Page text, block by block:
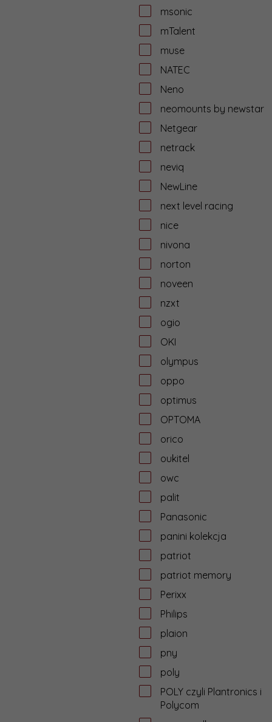
msonic
mTalent
muse
NATEC
Neno
neomounts by newstar
Netgear
netrack
neviq
NewLine
next level racing
nice
nivona
norton
noveen
nzxt
ogio
OKI
olympus
oppo
optimus
OPTOMA
orico
oukitel
owc
palit
Panasonic
panini kolekcja
patriot
patriot memory
Perixx
Philips
plaion
pny
poly
POLY czyli Plantronics i
Polycom